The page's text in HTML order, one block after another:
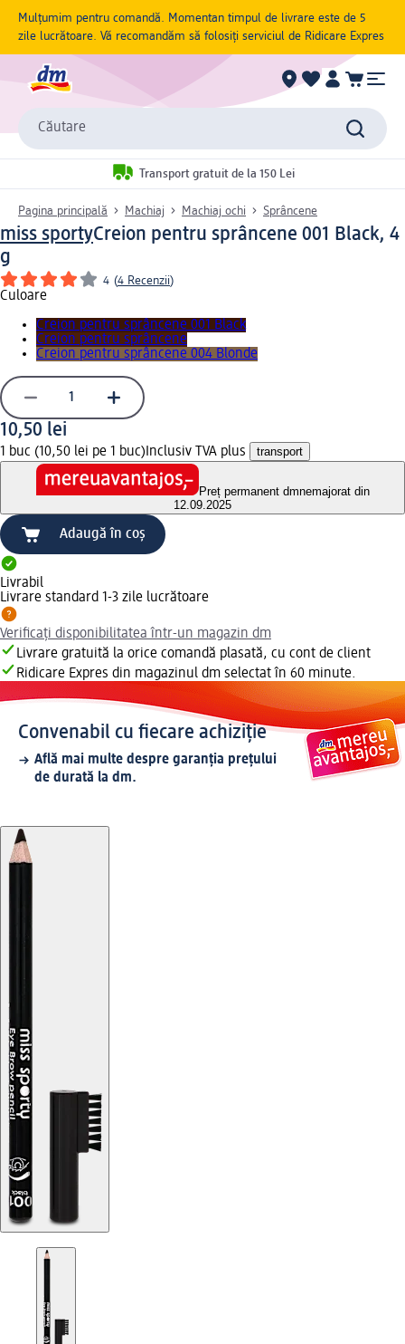
Mulțumim pentru comandă. Momentan timpul de livrare este de 5
zile lucrătoare. Vă recomandăm să folosiți serviciul de Ridicare Expres
Căutare
Transport gratuit de la 150 Lei
Pagina principală Machiaj Machiaj ochi Sprâncene
miss sportyCreion pentru sprâncene 001 Black, 4
g
4 (4 Recenzii)
Culoare
Creion pentru sprâncene 001 Black
Creion pentru sprâncene
Creion pentru sprâncene 004 Blonde
10,50 lei
1 buc (10,50 lei pe 1 buc) Inclusiv TVA plus transport
Preț permanent dmnemajorat din
12.09.2025
Adaugă în coș
Livrabil
Livrare standard 1-3 zile lucrătoare
Verificați disponibilitatea într-un magazin dm
Livrare gratuită la orice comandă plasată, cu cont de client
Ridicare Expres din magazinul dm selectat în 60 minute.
Convenabil cu fiecare achiziție
Află mai multe despre garanția prețului
de durată la dm.